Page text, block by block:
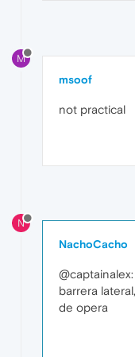
M
msoof
not practical
N
NachoCacho
barrera
de opera